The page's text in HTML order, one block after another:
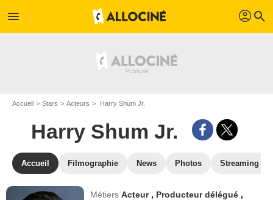
menu profil search
Accueil Stars Acteurs Harry Shum Jr.
Harry Shum Jr.
Accueil Filmographie News Photos Streaming
MétiersActeur , Producteur délégué ,